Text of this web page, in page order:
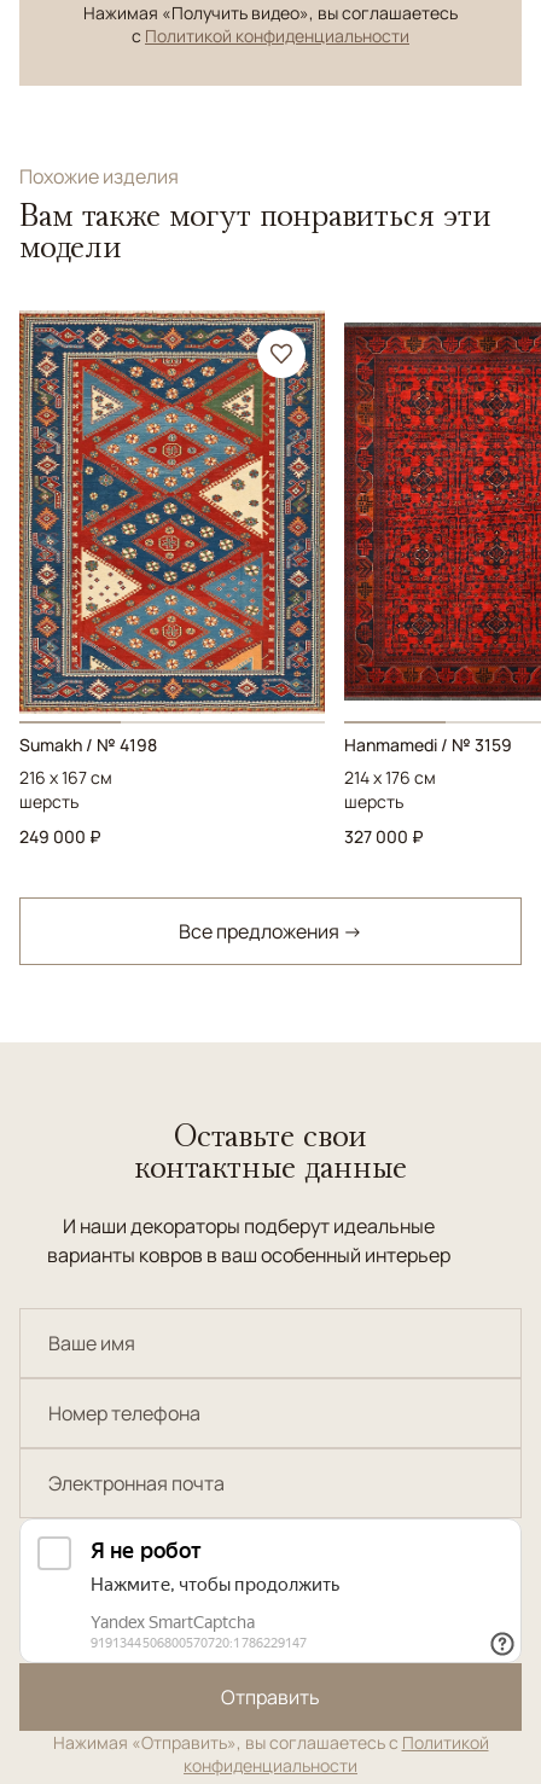
Нажимая «Получить видео», вы соглашаетесь
с Политикой конфиденциальности
Похожие изделия
Вам также могут понравиться эти
модели
Sumakh / № 4198
216 x 167 см
шерсть
249 000 ₽
Hanmamedi / № 3159
214 x 176 см
шерсть
327 000 ₽
Все предложения →
Оставьте свои
контактные данные
И наши декораторы подберут идеальные
варианты ковров в ваш особенный интерьер
Отправить
Нажимая «Отправить», вы соглашаетесь с Политикой
конфиденциальности